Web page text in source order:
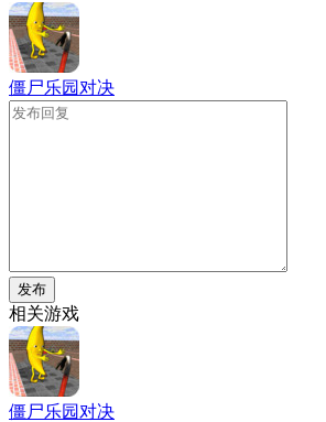
僵尸乐园对决
发布
相关游戏
僵尸乐园对决